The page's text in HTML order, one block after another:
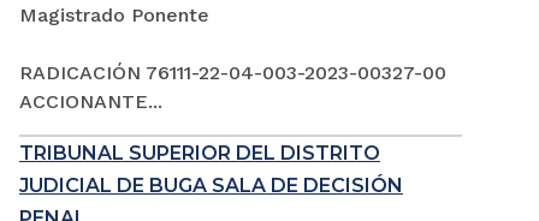
Magistrado Ponente
RADICACIÓN 76111-22-04-003-2023-00327-00
ACCIONANTE...
TRIBUNAL SUPERIOR DEL DISTRITO
JUDICIAL DE BUGA SALA DE DECISIÓN